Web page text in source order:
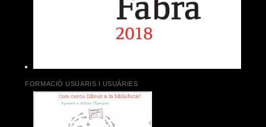
FORMACIÓ USUARIS I USUÀRIES